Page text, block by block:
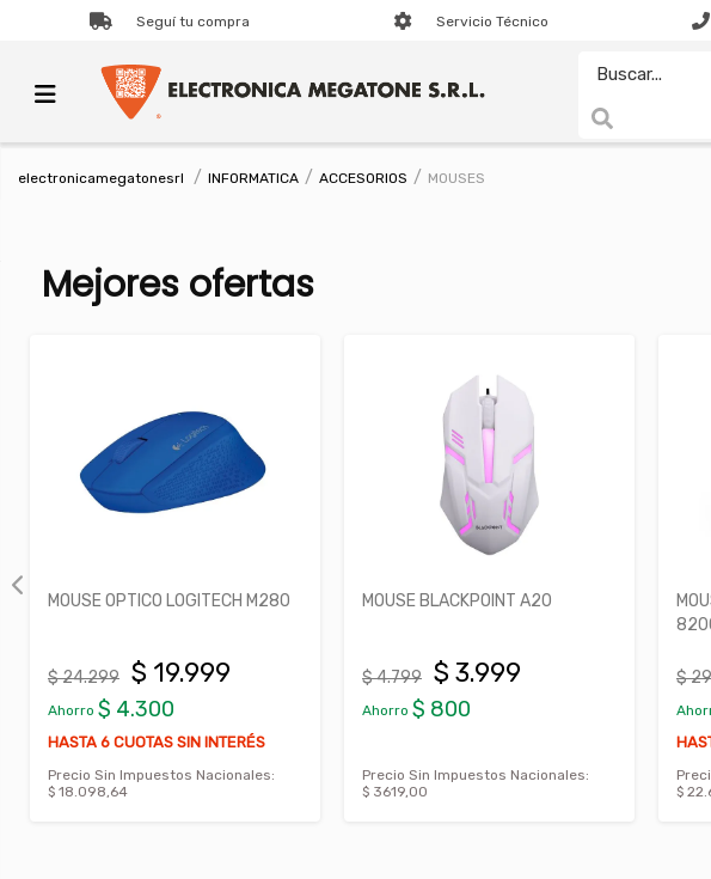
Seguí tu compra Servicio Técnico
electronicamegatonesrl INFORMATICA ACCESORIOS MOUSES
Mejores ofertas
M280 MOUSE BLACKPOINT A20
$ 4.799
Ahorro
Precio Sin Impuestos Nacionales:
MOUSE INALAMBRICO GENIUS
$ 29.699
HASTA 6 CUOTAS SIN INTERÉS
Precio Sin Impuestos Nacionales: